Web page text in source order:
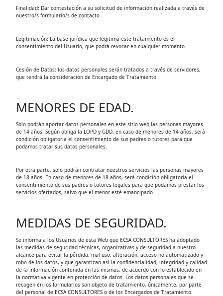
Finalidad: Dar contestación a su solicitud de información realizada a través de
nuestro/s formulario/s de contacto.
Legitimación: La base jurídica que legitima este tratamiento es el
consentimiento del Usuario, que podrá revocar en cualquier momento.
Cesión de Datos: los datos personales serán tratados a través de servidores,
que tendrá la consideración de Encargado de Tratamiento.
MENORES DE EDAD.
Solo podrán aportar datos personales en este sitio web las personas mayores
de 14 años. Según obliga la LOPD y GDD, en caso de menores de 14 años, será
condición obligatoria el consentimiento de sus padres o tutores para que
podamos tratar sus datos personales.
Por otra parte, solo podrán contratar nuestros servicios las personas mayores
de 18 años. En caso de menores de 18 años, será condición obligatoria el
consentimiento de sus padres o tutores legales para que podamos prestar los
servicios ofertados, salvo que el menor esté emancipado.
MEDIDAS DE SEGURIDAD.
Se informa a los Usuarios de esta Web que ECSA CONSULTORES ha adoptado
las medidas de seguridad técnicas, organizativas y de seguridad a nuestro
alcance para evitar la pérdida, mal uso, alteración, acceso no automatizado y
robo de los datos, y que garantizan así la confidencialidad, integridad y calidad
de la información contenida en las mismas, de acuerdo con lo establecido en
la normativa vigente en protección de datos. Los datos personales que se
recogen en los formularios son objeto de tratamiento, únicamente, por parte
del personal de ECSA CONSULTORES o de los Encargados de Tratamiento.